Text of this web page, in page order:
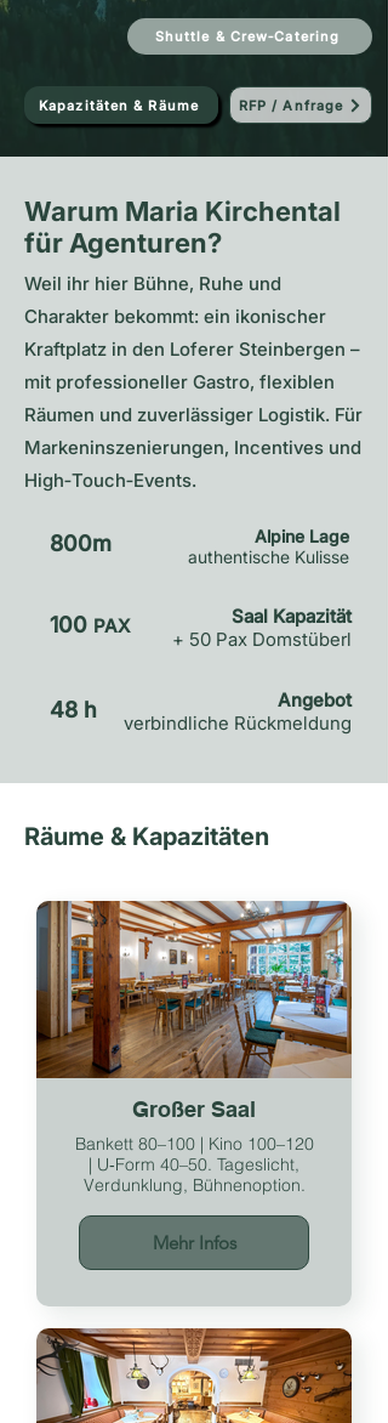
Shuttle & Crew‑Catering
Kapazitäten & Räume RFP / Anfrage
Warum Maria Kirchental
für Agenturen?
Weil ihr hier Bühne, Ruhe und
Charakter bekommt: ein ikonischer
Kraftplatz in den Loferer Steinbergen –
mit professioneller Gastro, flexiblen
Räumen und zuverlässiger Logistik. Für
Markeninszenierungen, Incentives und
High‑Touch‑Events.
800m
Alpine Lage
authentische Kulisse
100 PAX
Saal Kapazität
+ 50 Pax Domstüberl
48 h
Angebot
verbindliche Rückmeldung
Räume & Kapazitäten
Großer Saal
Bankett 80–100 | Kino 100–120
| U‑Form 40–50. Tageslicht,
Verdunklung, Bühnenoption.
Mehr Infos